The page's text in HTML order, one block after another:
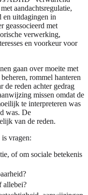
aandachtsregulatie,
en uitdagingen in
geassocieerd met
verwerking,
en voorkeur voor
gaan over moeite met
rommel hanteren
de reden achter gedrag
missen omdat de
te interpreteren was
was. De
van de reden.
vragen:
of om sociale betekenis
allebei?